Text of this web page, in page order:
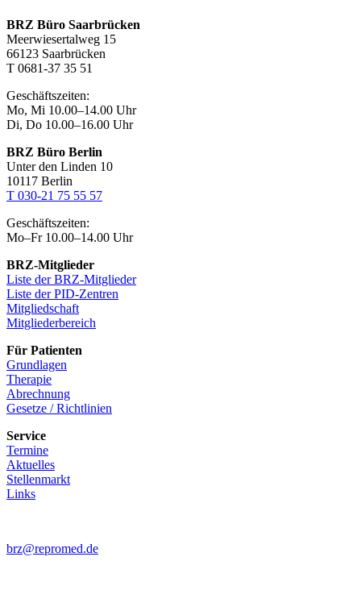
BRZ Büro Saarbrücken
Meerwiesertalweg 15
66123 Saarbrücken
T 0681-37 35 51
Geschäftszeiten:
Mo, Mi 10.00–14.00 Uhr
Di, Do 10.00–16.00 Uhr
BRZ Büro Berlin
Unter den Linden 10
10117 Berlin
T 030-21 75 55 57
Geschäftszeiten:
Mo–Fr 10.00–14.00 Uhr
BRZ-Mitglieder
Liste der BRZ-Mitglieder
Liste der PID-Zentren
Mitgliedschaft
Mitgliederbereich
Für Patienten
Grundlagen
Therapie
Abrechnung
Gesetze / Richtlinien
Service
Termine
Aktuelles
Stellenmarkt
Links
brz@repromed.de